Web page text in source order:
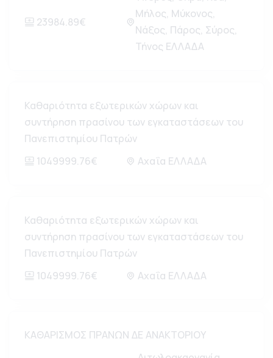
23984.89€
Μήλος, Μύκονος,
Νάξος, Πάρος, Σύρος,
Τήνος ΕΛΛΑΔΑ
Καθαριότητα εξωτερικών χώρων και
συντήρηση πρασίνου των εγκαταστάσεων του
Πανεπιστημίου Πατρών
1049999.76€
Αχαΐα ΕΛΛΑΔΑ
Καθαριότητα εξωτερικών χώρων και
συντήρηση πρασίνου των εγκαταστάσεων του
Πανεπιστημίου Πατρών
1049999.76€
Αχαΐα ΕΛΛΑΔΑ
ΚΑΘΑΡΙΣΜΟΣ ΠΡΑΝΩΝ ΔΕ ΑΝΑΚΤΟΡΙΟΥ